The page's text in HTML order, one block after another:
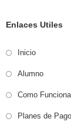
Enlaces Utiles
Inicio
Alumno
Como Funciona
Planes de